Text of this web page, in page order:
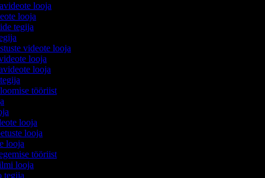
looja
looja
tegija
videote looja
looja
looja
tööriist
looja
looja
looja
tööriist
looja
tegija